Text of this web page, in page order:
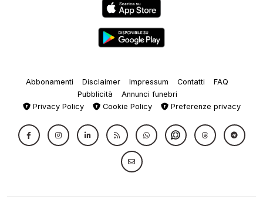
Abbonamenti Disclaimer Impressum Contatti
FAQ
Pubblicità
Annunci funebri
Privacy Policy
Cookie Policy Preferenze privacy